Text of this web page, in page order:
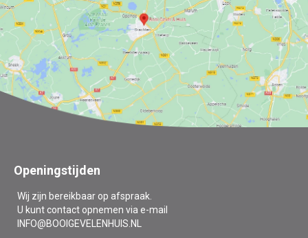
Openingstijden
Wij zijn bereikbaar op afspraak.
U kunt contact opnemen via e-mail
INFO@BOOIGEVELENHUIS.NL